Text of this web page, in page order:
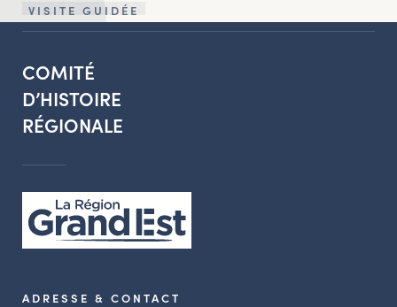
VISITE GUIDÉE
COMITÉ
D’HISTOIRE
RÉGIONALE
ADRESSE & CONTACT